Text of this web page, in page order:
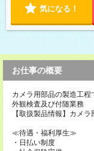
気になる！
お仕事の概要
カメラ用部品の製造工程
外観検査及び付随業務
【取扱製品情報】カメラ
≪待遇・福利厚生≫
・日払い制度